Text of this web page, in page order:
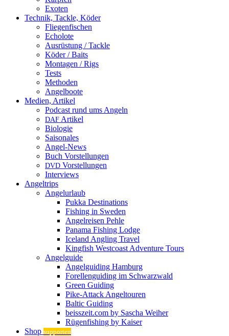
Exoten
Technik, Tackle, Köder
Fliegenfischen
Echolote
Ausrüstung / Tackle
Köder / Baits
Montagen / Rigs
Tests
Methoden
Angelboote
Medien, Artikel
Podcast rund ums Angeln
DAF Artikel
Biologie
Saisonales
Angel-News
Buch Vorstellungen
DVD Vorstellungen
Interviews
Angeltrips
Angelurlaub
Pukka Destinations
Fishing in Sweden
Angelreisen Pehle
Panama Fishing Lodge
Iceland Angling Travel
Kingfish Westcoast Adventure Tours
Angelguide
Angelguiding Hamburg
Forellenguiding im Schwarzwald
Green Guiding
Pike-Attack Angeltouren
Baltic Guiding
beisszeit.com by Sascha Weiher
Rügenfishing by Kaiser
Shop supporten